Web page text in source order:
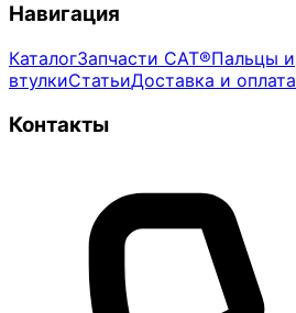
Навигация
КаталогЗапчасти CAT®Пальцы и
втулкиСтатьиДоставка и оплата
Контакты